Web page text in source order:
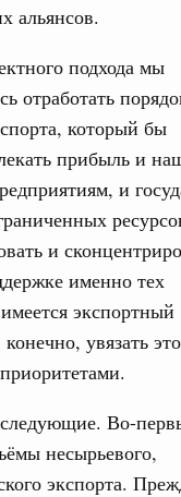
альянсов.
подхода мы
отработать
который бы
прибыль и
и
и
именно тех
экспортный
увязать
Во-
несырьевого,
экспорта.
р
2017, пятница
при
итогах приоритетных
индивидуальной
2017, вторник
в